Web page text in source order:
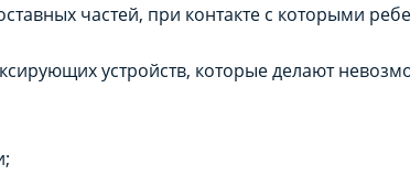
частей, при контакте с которыми
устройств, которые делают